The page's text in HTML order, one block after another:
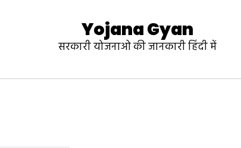
Yojana Gyan
सरकारी योजनाओ की जानकारी हिंदी में